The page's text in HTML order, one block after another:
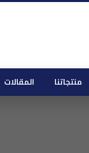
منتجاتنا المقالات